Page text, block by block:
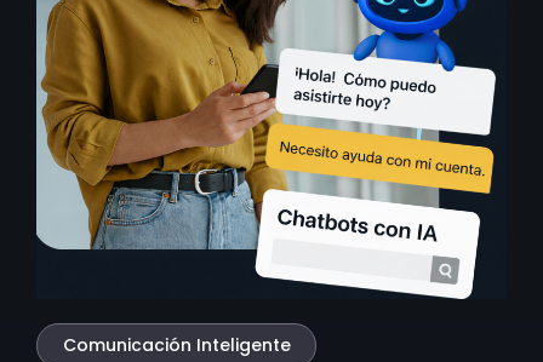
Comunicación Inteligente